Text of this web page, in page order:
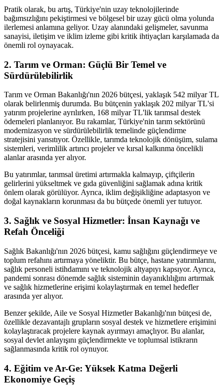
Pratik olarak, bu artış, Türkiye'nin uzay teknolojilerinde
bağımsızlığını pekiştirmesi ve bölgesel bir uzay gücü olma yolunda
ilerlemesi anlamına geliyor. Uzay alanındaki gelişmeler, savunma
sanayisi, iletişim ve iklim izleme gibi kritik ihtiyaçları karşılamada da
önemli rol oynayacak.
2. Tarım ve Orman: Güçlü Bir Temel ve
Sürdürülebilirlik
Tarım ve Orman Bakanlığı'nın 2026 bütçesi, yaklaşık 542 milyar TL
olarak belirlenmiş durumda. Bu bütçenin yaklaşık 202 milyar TL'si
yatırım projelerine ayrılırken, 168 milyar TL'lik tarımsal destek
ödemeleri planlanıyor. Bu rakamlar, Türkiye'nin tarım sektörünü
modernizasyon ve sürdürülebilirlik temelinde güçlendirme
stratejisini yansıtıyor. Özellikle, tarımda teknolojik dönüşüm, sulama
sistemleri, verimlilik artırıcı projeler ve kırsal kalkınma öncelikli
alanlar arasında yer alıyor.
Bu yatırımlar, tarımsal üretimi artırmakla kalmayıp, çiftçilerin
gelirlerini yükseltmek ve gıda güvenliğini sağlamak adına kritik
önlem olarak görülüyor. Ayrıca, iklim değişikliğine adaptasyon ve
doğal kaynakların korunması da bu bütçede önemli yer tutuyor.
3. Sağlık ve Sosyal Hizmetler: İnsan Kaynağı ve
Refah Önceliği
Sağlık Bakanlığı'nın 2026 bütçesi, kamu sağlığını güçlendirmeye ve
toplum refahını artırmaya yöneliktir. Bu bütçe, hastane yatırımlarını,
sağlık personeli istihdamını ve teknolojik altyapıyı kapsıyor. Ayrıca,
pandemi sonrası dönemde sağlık sisteminin dayanıklılığını artırmak
ve sağlık hizmetlerine erişimi kolaylaştırmak en temel hedefler
arasında yer alıyor.
Benzer şekilde, Aile ve Sosyal Hizmetler Bakanlığı'nın bütçesi de,
özellikle dezavantajlı grupların sosyal destek ve hizmetlere erişimini
kolaylaştıracak projelere kaynak ayırmayı amaçlıyor. Bu alanlar,
sosyal devlet anlayışını güçlendirmekte ve toplumsal istikrarın
sağlanmasında kritik rol oynuyor.
4. Eğitim ve Ar-Ge: Yüksek Katma Değerli
Ekonomiye Geçiş